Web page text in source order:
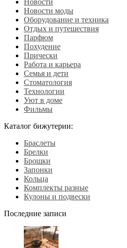
Новости
Новости моды
Оборудование и техника
Отдых и путешествия
Парфюм
Похудение
Прически
Работа и карьера
Семья и дети
Стоматология
Технологии
Уют в доме
Фильмы
Каталог бижутерии:
Браслеты
Брелки
Брошки
Запонки
Кольца
Комплекты разные
Кулоны и подвески
Последние записи